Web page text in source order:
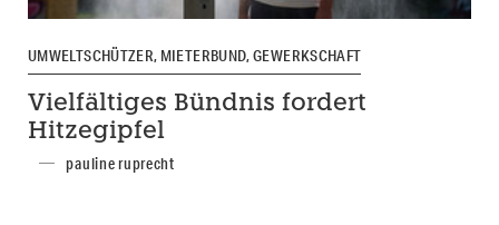
UMWELTSCHÜTZER, MIETERBUND, GEWERKSCHAFT
Vielfältiges Bündnis fordert
Hitzegipfel
pauline ruprecht